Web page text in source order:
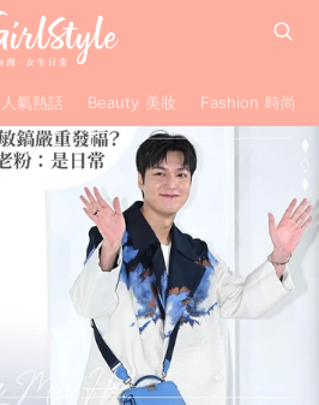
氣熱話 Beauty 美妝 Fashion 時尚